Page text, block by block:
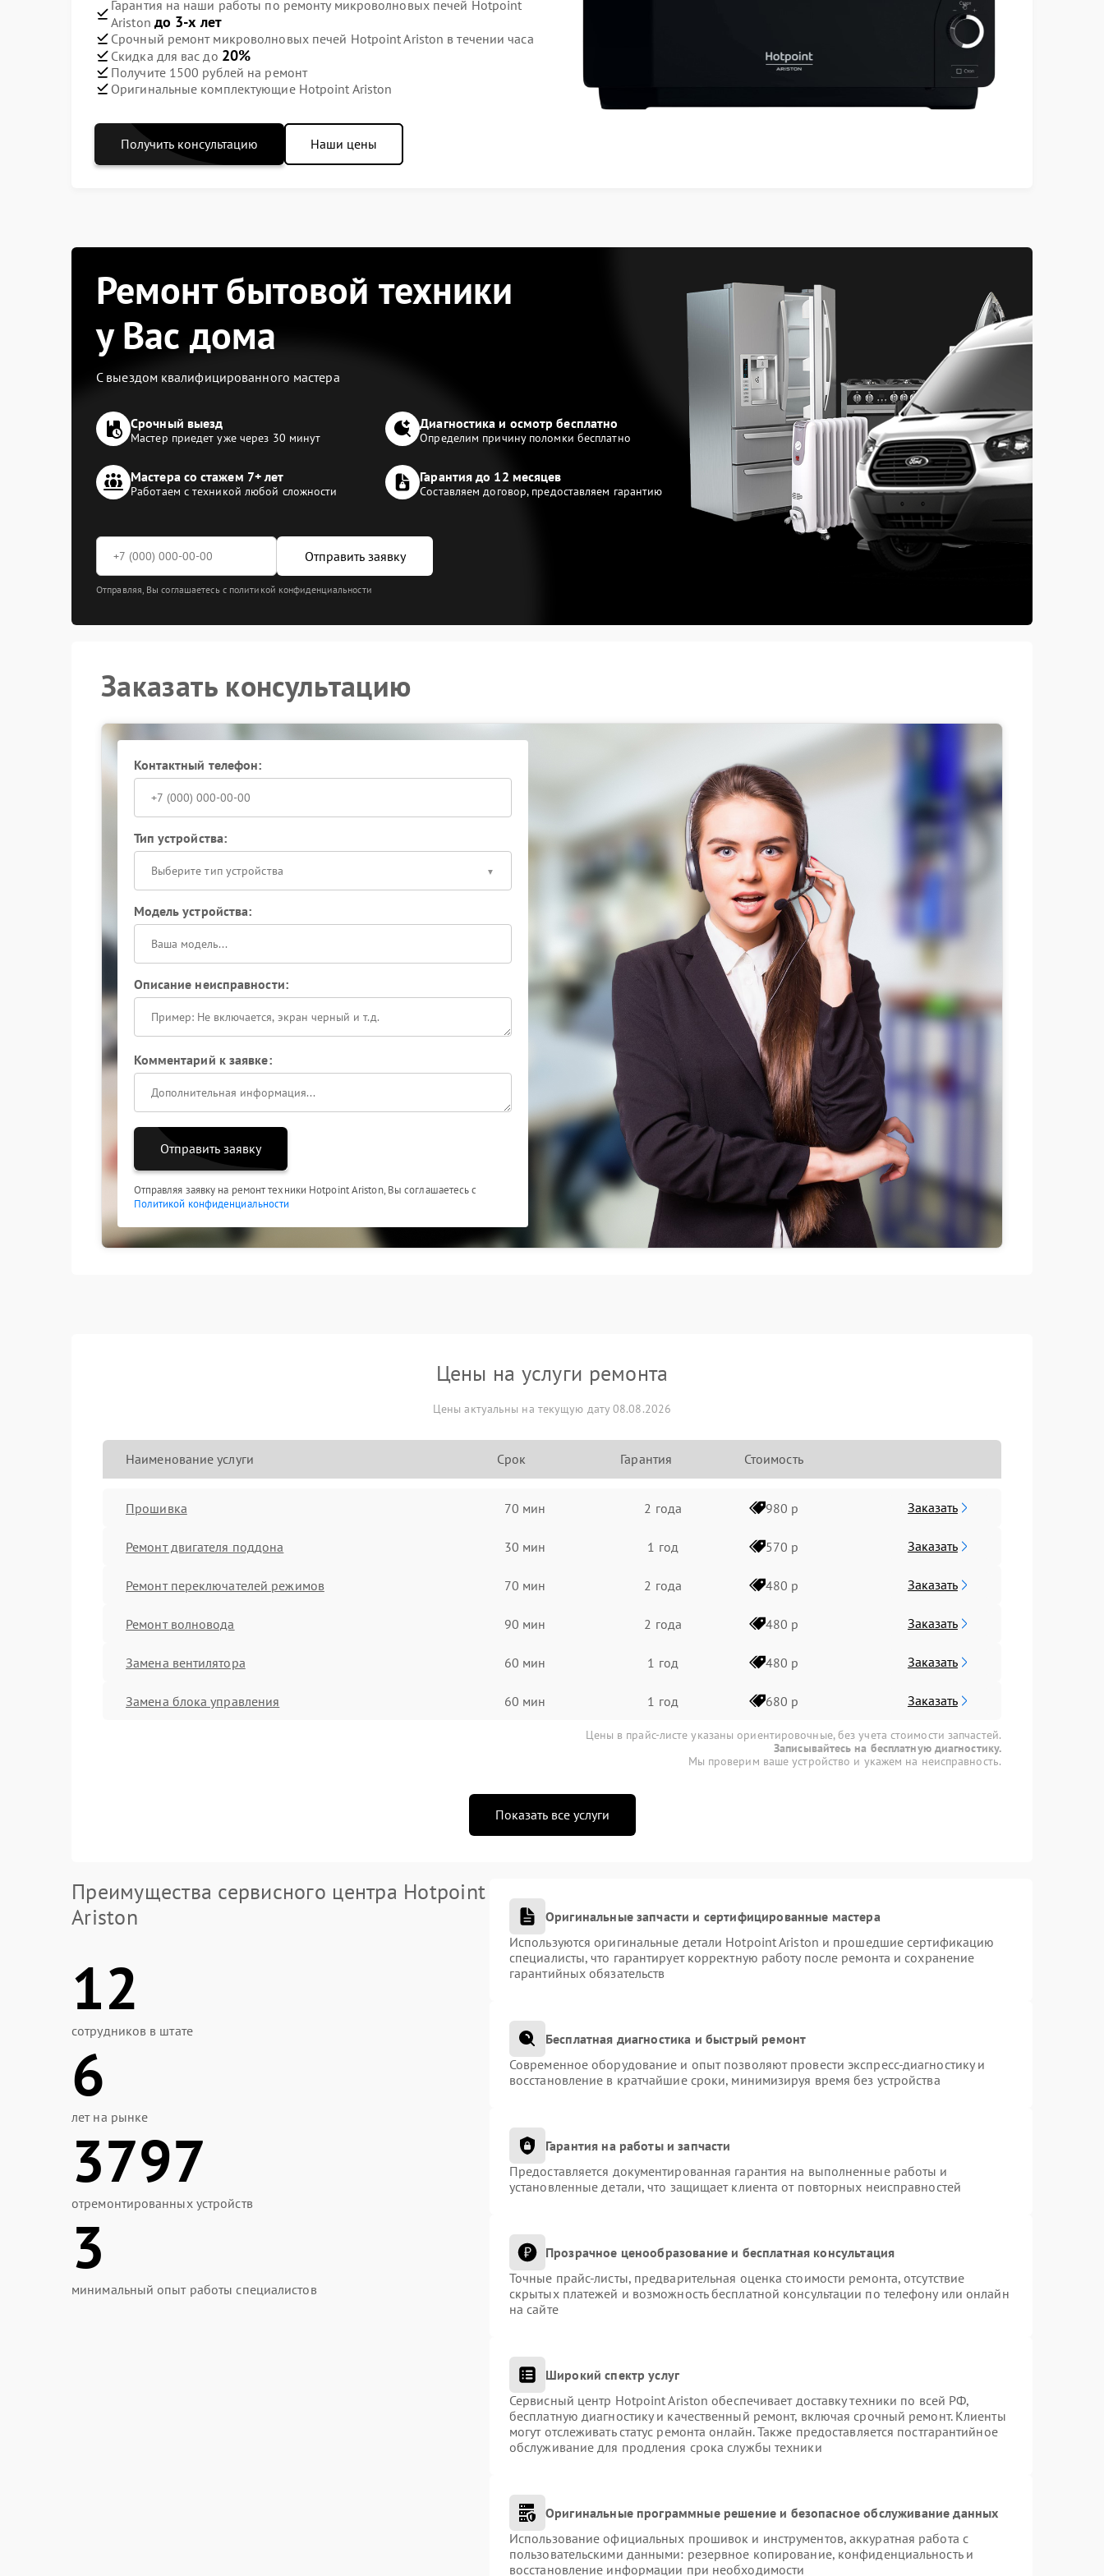
Гарантия на наши работы по ремонту микроволновых печей Hotpoint
Ariston до 3-х лет
Срочный ремонт микроволновых печей Hotpoint Ariston в течении часа
Скидка для вас до 20%
Получите 1500 рублей на ремонт
Оригинальные комплектующие Hotpoint Ariston
Получить консультацию Наши цены
Ремонт бытовой техники
у Вас дома
С выездом квалифицированного мастера
Срочный выезд
Мастер приедет уже через 30 минут
Диагностика и осмотр бесплатно
Определим причину поломки бесплатно
Мастера со стажем 7+ лет
Работаем с техникой любой сложности
Гарантия до 12 месяцев
Составляем договор, предоставляем гарантию
Отправить заявку
Отправляя, Вы соглашаетесь с политикой конфиденциальности
Заказать консультацию
Контактный телефон:
Тип устройства:
Выберите тип устройства
Модель устройства:
Описание неисправности:
Комментарий к заявке:
Отправить заявку
Отправляя заявку на ремонт техники Hotpoint Ariston, Вы соглашаетесь с
Политикой конфиденциальности
Цены на услуги ремонта
Цены актуальны на текущую дату 08.08.2026
Наименование услуги Срок Гарантия Стоимость
Прошивка 70 мин 2 года 980 р Заказать
Ремонт двигателя поддона 30 мин 1 год 570 р Заказать
Ремонт переключателей режимов 70 мин 2 года 480 р Заказать
Ремонт волновода 90 мин 2 года 480 р Заказать
Замена вентилятора 60 мин 1 год 480 р Заказать
Замена блока управления 60 мин 1 год 680 р Заказать
Цены в прайс-листе указаны ориентировочные, без учета стоимости запчастей.
Записывайтесь на бесплатную диагностику.
Мы проверим ваше устройство и укажем на неисправность.
Показать все услуги
Преимущества сервисного центра Hotpoint
Ariston
12
сотрудников в штате
6
лет на рынке
3797
отремонтированных устройств
3
минимальный опыт работы специалистов
Оригинальные запчасти и сертифицированные мастера
Используются оригинальные детали Hotpoint Ariston и прошедшие сертификацию
специалисты, что гарантирует корректную работу после ремонта и сохранение
гарантийных обязательств
Бесплатная диагностика и быстрый ремонт
Современное оборудование и опыт позволяют провести экспресс-диагностику и
восстановление в кратчайшие сроки, минимизируя время без устройства
Гарантия на работы и запчасти
Предоставляется документированная гарантия на выполненные работы и
установленные детали, что защищает клиента от повторных неисправностей
Прозрачное ценообразование и бесплатная консультация
Точные прайс-листы, предварительная оценка стоимости ремонта, отсутствие
скрытых платежей и возможность бесплатной консультации по телефону или онлайн
на сайте
Широкий спектр услуг
Сервисный центр Hotpoint Ariston обеспечивает доставку техники по всей РФ,
бесплатную диагностику и качественный ремонт, включая срочный ремонт. Клиенты
могут отслеживать статус ремонта онлайн. Также предоставляется постгарантийное
обслуживание для продления срока службы техники
Оригинальные программные решение и безопасное обслуживание данных
Использование официальных прошивок и инструментов, аккуратная работа с
пользовательскими данными: резервное копирование, конфиденциальность и
восстановление информации при необходимости